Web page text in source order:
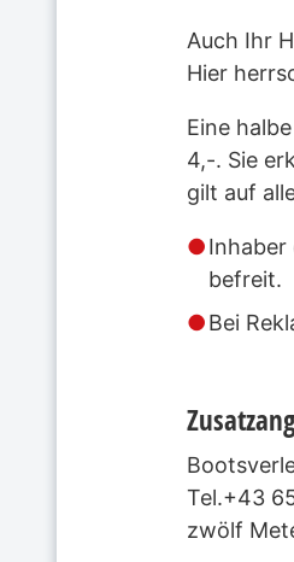
Auch Ihr
Hier
Eine
4,-. Sie
gilt auf
Inhaber
befreit.
Bei
Tel.+43
zwölf